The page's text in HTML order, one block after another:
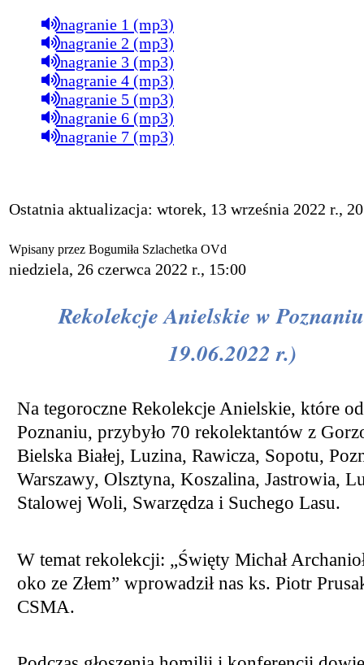
nagranie 1 (mp3)
nagranie 2 (mp3)
nagranie 3 (mp3)
nagranie 4 (mp3)
nagranie 5 (mp3)
nagranie 6 (mp3)
nagranie 7 (mp3)
Ostatnia aktualizacja: wtorek, 13 września 2022 r.,
Wpisany przez Bogumiła Szlachetka OVd
niedziela, 26 czerwca 2022 r., 15:00
Rekolekcje Anielskie w
19.06.2022 r.)
Na tegoroczne Rekolekcje Anielskie, które
Poznaniu, przybyło 70 rekolektantów z
Bielska Białej, Luzina, Rawicza, Sopotu,
Warszawy, Olsztyna, Koszalina, Jastrowia,
Stalowej Woli, Swarzędza i Suchego Lasu.
W temat rekolekcji: „Święty Michał
oko ze Złem” wprowadził nas ks. Piotr
CSMA.